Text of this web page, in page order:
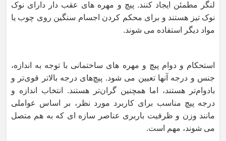
لنگر مطمئن ایجاد کنند. پیچ و مهره های عقب دار دارای نوک
نوک تیز هستند و برای محکم کردن اجسام سنگین روی چوب یا
مواد دیگر استفاده می شوند.
استحکام و دوام پیچ و مهره های ساختمانی با توجه به اندازه،
جنس و درجه آنها تعیین می شود. پیچ‌های درجه بالاتر قوی‌تر و
بادوام‌تر هستند، اما همچنین گران‌تر هستند. انتخاب اندازه و
درجه پیچ مناسب برای کاربرد مورد نظر، بر اساس عواملی
مانند وزن و ظرفیت باربری عناصر سازه ای که به هم متصل
می شوند، مهم است.